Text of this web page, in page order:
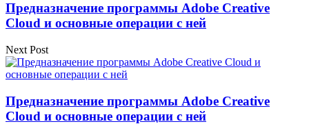
Предназначение программы Adobe Creative
Cloud и основные операции с ней
Next Post
Предназначение программы Adobe Creative
Cloud и основные операции с ней